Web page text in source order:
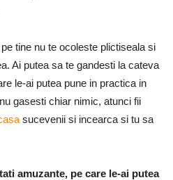
tine nu te ocoleste plictiseala si
Ai putea sa te gandesti la cateva
le-ai putea pune in practica in
gasesti chiar nimic, atunci fii
sucevenii si incearca si tu sa
amuzante, pe care le-ai putea